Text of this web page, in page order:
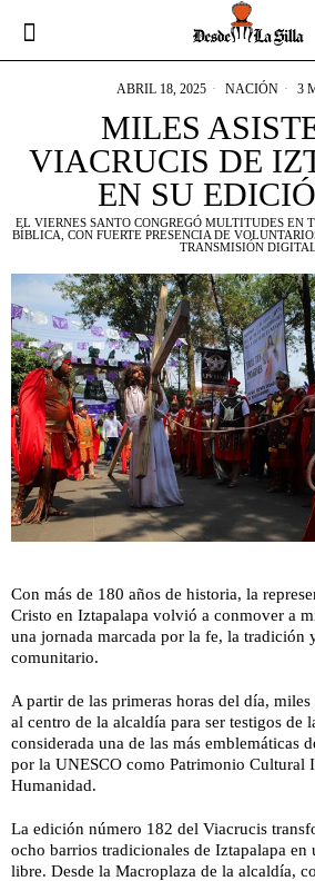
ABRIL 18, 2025 NACIÓN 3
MILES
VIACRUCIS DE
EN SU
EL VIERNES SANTO CONGREGÓ MULTITUDES EN
BÍBLICA, CON FUERTE PRESENCIA DE
TRANSMISIÓN DIGITAL
Con más de 180 años de historia, la
Cristo en Iztapalapa volvió a conmover a
una jornada marcada por la fe, la tradición
comunitario.
A partir de las primeras horas del día, miles
al centro de la alcaldía para ser testigos de
considerada una de las más emblemáticas
por la UNESCO como Patrimonio Cultural
Humanidad.
La edición número 182 del Viacrucis
ocho barrios tradicionales de Iztapalapa en
libre. Desde la Macroplaza de la alcaldía,